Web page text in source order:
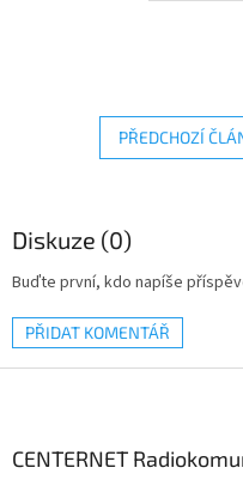
PŘEDCHOZÍ
Diskuze (0)
Buďte první, kdo napíše
PŘIDAT KOMENTÁŘ
CENTERNET